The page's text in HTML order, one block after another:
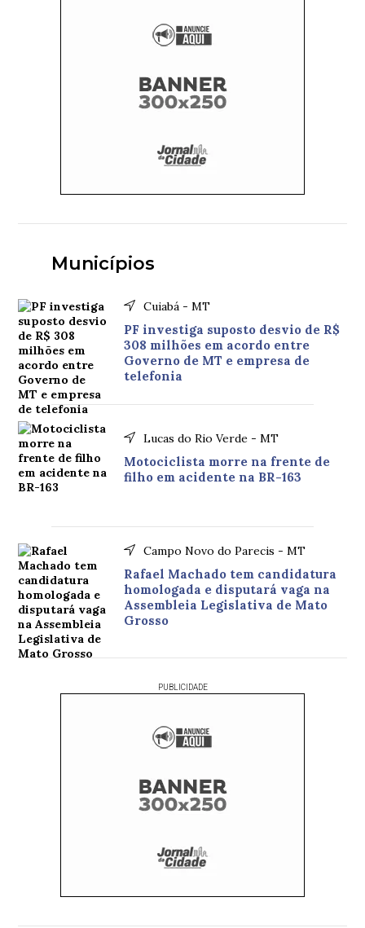
Municípios
Cuiabá - MT
PF investiga suposto desvio de R$
308 milhões em acordo entre
Governo de MT e empresa de
telefonia
Lucas do Rio Verde - MT
Motociclista morre na frente de
filho em acidente na BR-163
Campo Novo do Parecis - MT
Rafael Machado tem candidatura
homologada e disputará vaga na
Assembleia Legislativa de Mato
Grosso
PUBLICIDADE